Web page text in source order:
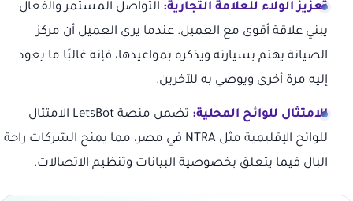
تعزيز الولاء للعلامة التجارية: التواصل المستمر والفعال
يبني علاقة أقوى مع العميل. عندما يرى العميل أن مركز
الصيانة يهتم بسيارته ويذكره بمواعيدها، فإنه غالبًا ما يعود
إليه مرة أخرى ويوصي به للآخرين.
الامتثال للوائح المحلية:
تضمن منصة LetsBot الامتثال
للوائح الإقليمية مثل NTRA في مصر، مما يمنح الشركات راحة
البال فيما يتعلق بخصوصية البيانات وتنظيم الاتصالات.